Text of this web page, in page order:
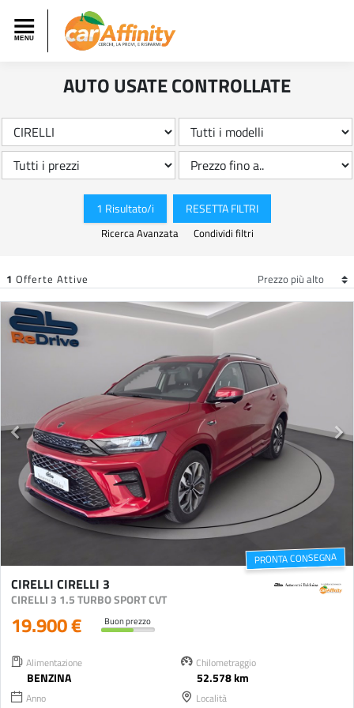
AUTO USATE CONTROLLATE
1 Risultato/i RESETTA FILTRI
Ricerca Avanzata Condividi filtri
1 Offerte Attive
PRONTA CONSEGNA
CIRELLI CIRELLI 3
CIRELLI 3 1.5 TURBO SPORT CVT
19.900 € Buon prezzo
Alimentazione
BENZINA
Chilometraggio
52.578 km
Anno Località